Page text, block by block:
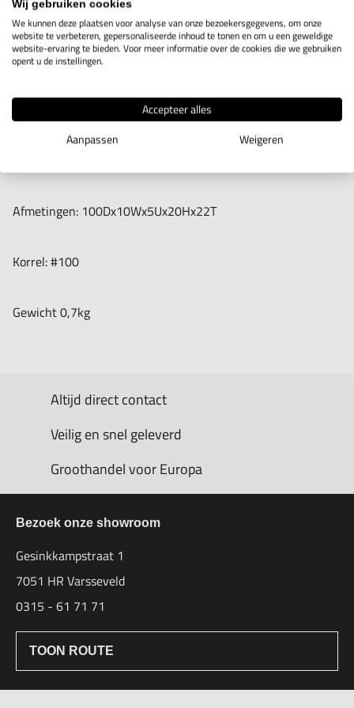
IN WINKELWAGEN
Productomschrijving
Diamantslijpsteen U2-D voor de boor/slijpmachine Vertex U2.
Afmetingen: 100Dx10Wx5Ux20Hx22T
Korrel: #100
Gewicht 0,7kg
Altijd direct contact
Veilig en snel geleverd
Groothandel voor Europa
Bezoek onze showroom
Gesinkkampstraat 1
7051 HR Varsseveld
0315 - 61 71 71
TOON ROUTE
Wij gebruiken cookies
We kunnen deze plaatsen voor analyse van onze bezoekersgegevens, om onze
website te verbeteren, gepersonaliseerde inhoud te tonen en om u een geweldige
website-ervaring te bieden. Voor meer informatie over de cookies die we gebruiken
opent u de instellingen.
Accepteer alles
Aanpassen
Weigeren